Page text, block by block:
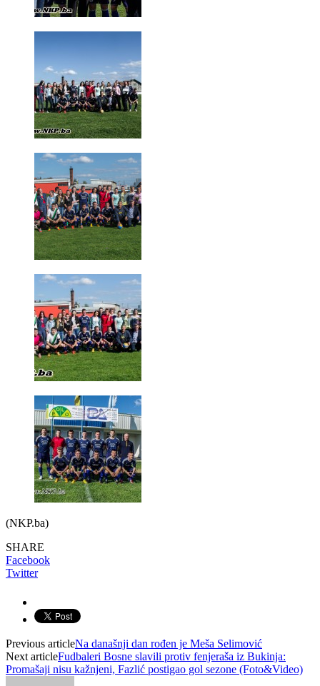
(NKP.ba)
SHARE
Facebook
Twitter
Previous articleNa današnji dan rođen je Meša Selimović
Next articleFudbaleri Bosne slavili protiv fenjeraša iz Bukinja:
Promašaji nisu kažnjeni, Fazlić postigao gol sezone (Foto&Video)